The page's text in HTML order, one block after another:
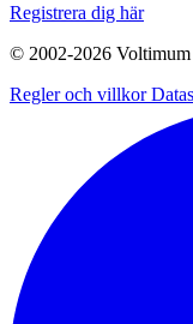
Registrera dig här
© 2002-2026 Voltimum
Regler och villkor